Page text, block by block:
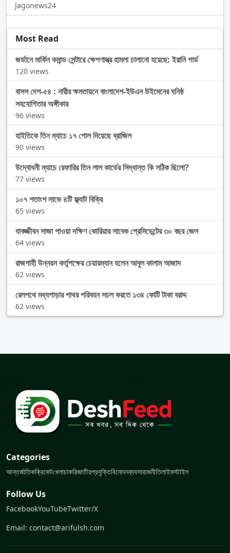
Jagonews24
Most Read
জর্ডানে মার্কিন কমান্ড সেন্টারে ক্ষেপণাস্ত্র হামলা চালানো হয়েছে: ইরানি গার্ড
120 views
বাসস দেশ-৫৪ : নারীর ক্ষমতায়নে বাংলাদেশ-ইউএন উইমেনের ঘনিষ্ঠ
সহযোগিতার অঙ্গীকার
96 views
হাইতিকে তিন ম্যাচে ১৭ গোল দিয়েছে ব্রাজিল
90 views
উদ্বোধনী ম্যাচে রেফারির তিন লাল কার্ডের সিদ্ধান্ত কি সঠিক ছিলো?
77 views
১০৭ শতাংশ লাভে ৪টি ফ্ল্যাট বিক্রি
65 views
যাবজ্জীবন সাজা পাওয়া দক্ষিণ কোরিয়ার সাবেক প্রেসিডেন্টের ৩০ বছর জেল
64 views
রাজশাহী উন্নয়ন কর্তৃপক্ষের চেয়ারম্যান হলেন আবুল কালাম আজাদ
62 views
রেলপথে মধ্যপাড়ার পাথর পরিবহন সচল করতে ১৩৪ কোটি টাকা বরাদ্দ
62 views
Categories
আন্তর্জাতিকক্রিকেটখেলাচাকরিজাতীয়প্রযুক্তিবিনোদনব্যবসারাজনীতিলাইফস্টাইল
Follow Us
FacebookYouTubeTwitter/X
Email: contact@arifulsh.com